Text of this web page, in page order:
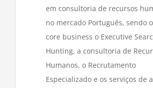
em consultoria de recursos
no mercado Português, sendo
core business o Executive
Hunting, a consultoria de
Humanos, o Recrutamento
Especializado e os serviços de